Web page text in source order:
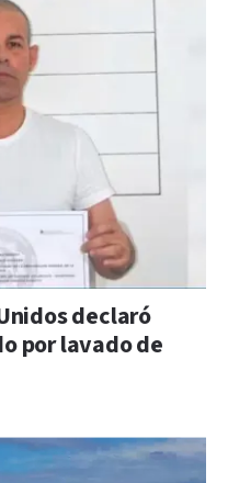
declaró
por lavado de